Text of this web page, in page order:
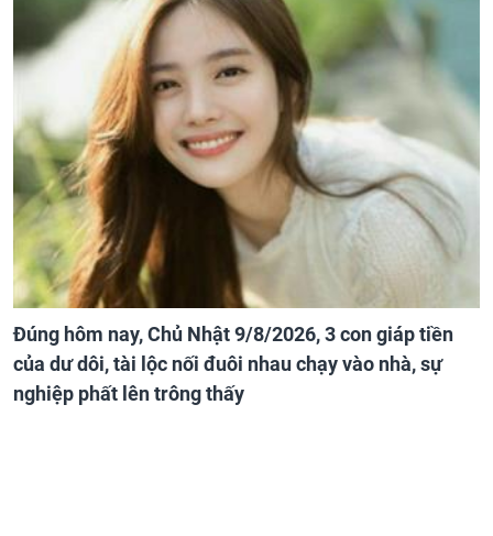
Đúng hôm nay, Chủ Nhật 9/8/2026, 3 con giáp tiền
của dư dôi, tài lộc nối đuôi nhau chạy vào nhà, sự
nghiệp phất lên trông thấy